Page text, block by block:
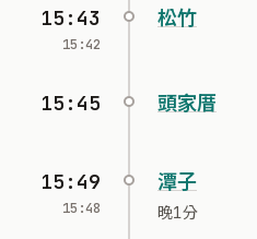
15:43
15:42
松竹
15:45 頭家厝
15:49
15:48
潭子
晚1分